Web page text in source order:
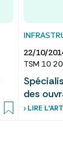
22/10/
TSM 10
des
› LIRE